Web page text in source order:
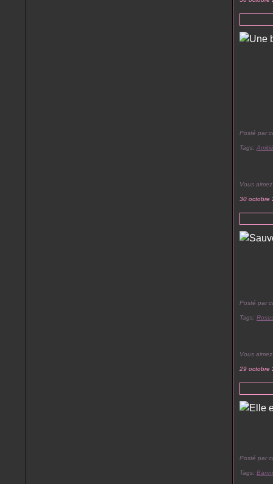
Posté par
Tags: Amitié
Vous
30 octobre
Posté par
Tags:
Vous
29 octobre
Posté par
Tags: